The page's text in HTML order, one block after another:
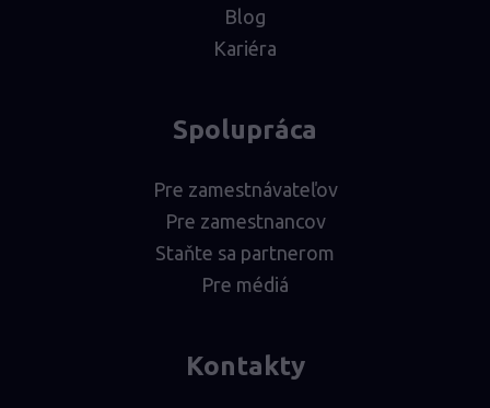
Blog
Kariéra
Spolupráca
Pre zamestnávateľov
Pre zamestnancov
Staňte sa partnerom
Pre médiá
Kontakty